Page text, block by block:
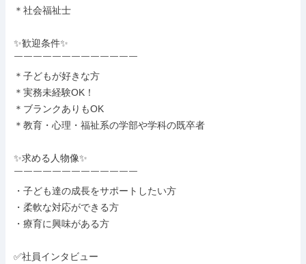
＊社会福祉士
✨歓迎条件✨
￣￣￣￣￣￣￣￣￣￣￣￣￣
＊子どもが好きな方
＊実務未経験OK！
＊ブランクありもOK
＊教育・心理・福祉系の学部や学科の既卒者
✨求める人物像✨
￣￣￣￣￣￣￣￣￣￣￣￣￣
・子ども達の成長をサポートしたい方
・柔軟な対応ができる方
・療育に興味がある方
✅社員インタビュー